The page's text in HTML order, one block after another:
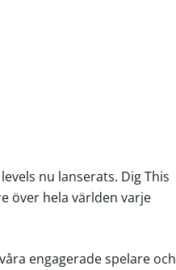
nu lanserats. Dig This
över hela världen varje
engagerade spelare och